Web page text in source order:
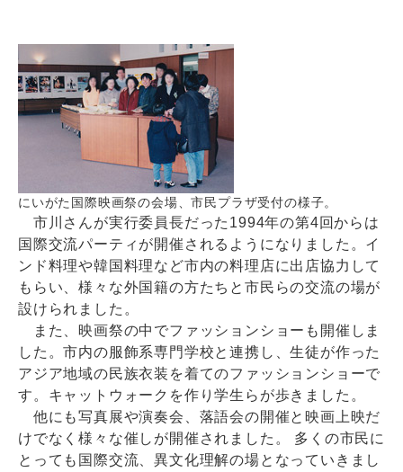
にいがた国際映画祭の会場、市民プラザ受付の様子。
市川さんが実行委員長だった1994年の第4回からは
国際交流パーティが開催されるようになりました。イ
ンド料理や韓国料理など市内の料理店に出店協力して
もらい、様々な外国籍の方たちと市民らの交流の場が
設けられました。
また、映画祭の中でファッションショーも開催しま
した。市内の服飾系専門学校と連携し、生徒が作った
アジア地域の民族衣装を着てのファッションショーで
す。キャットウォークを作り学生らが歩きました。
他にも写真展や演奏会、落語会の開催と映画上映だ
けでなく様々な催しが開催されました。 多くの市民に
とっても国際交流、異文化理解の場となっていきまし